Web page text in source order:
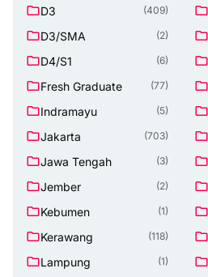
D3 (409)
D3/SMA (2)
D4/S1 (6)
Fresh Graduate (77)
Indramayu (5)
Jakarta (703)
Jawa Tengah (3)
Jember (2)
Kebumen (1)
Kerawang (118)
Lampung (1)